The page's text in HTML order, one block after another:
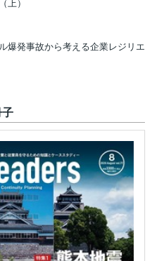
上）
爆発事故から考える企業レジリエ
子